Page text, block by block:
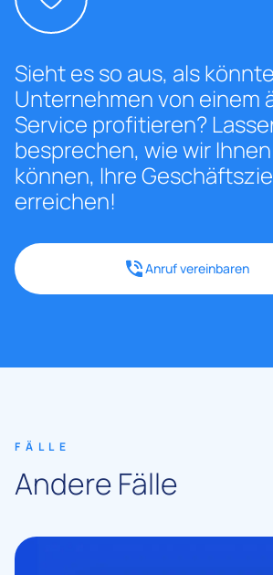
Sieht es so aus, als
Unternehmen von einem
Service profitieren?
besprechen, wie wir
können, Ihre
erreichen!
Anruf vereinbaren
FÄLLE
Andere Fälle